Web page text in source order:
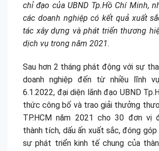
chỉ đạo của UBND Tp.Hồ Chí Minh,
các doanh nghiệp có kết quả xuất
tác xây dựng và phát triển thương
dịch vụ trong năm 2021.
Sau hơn 2 tháng phát động với sự
doanh nghiệp đến từ nhiều lĩnh
6.1.2022, đại diện lãnh đạo UBND
thức công bố và trao giải thưởng
TP.HCM năm 2021 cho 30 đơn vị
thành tích, dấu ấn xuất sắc, đóng
sự phát triển kinh tế chung của